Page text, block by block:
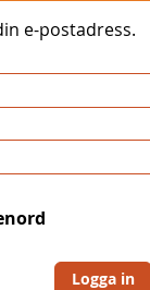
e-postadress.
Logga in